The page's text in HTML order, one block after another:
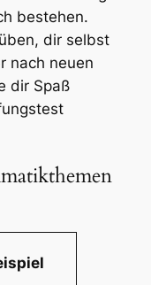
bestehen.
dir selbst
nach neuen
dir Spaß